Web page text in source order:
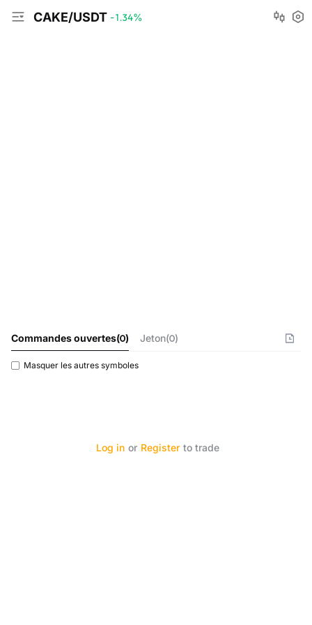
CAKE/USDT -1.34%
Commandes ouvertes(0) Jeton(0)
Masquer les autres symboles
Log in or Register to trade